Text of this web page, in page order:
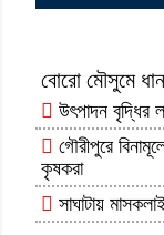
বোরো মৌসুমে
উৎপাদন বৃদ্ধির
গৌরীপুরে
কৃষকরা
সাঘাটায়